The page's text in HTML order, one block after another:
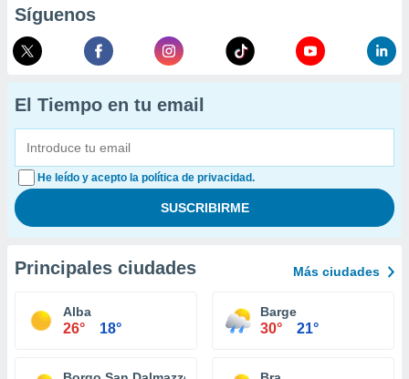
Síguenos
El Tiempo en tu email
He leído y acepto la política de privacidad.
Principales ciudades Más ciudades
Alba
26° 18°
Barge
30° 21°